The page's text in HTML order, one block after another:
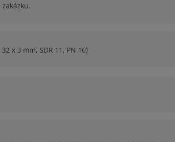
x 3 mm, SDR 11, PN 16)